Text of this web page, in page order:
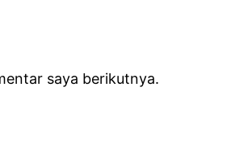
saya berikutnya.